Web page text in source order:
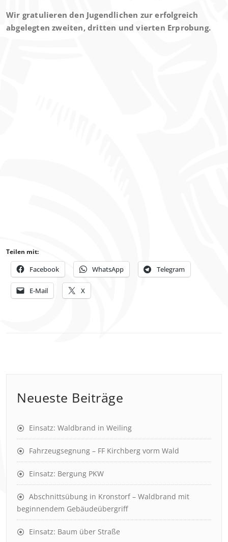
Wir gratulieren den Jugendlichen zur erfolgreich
abgelegten zweiten, dritten und vierten Erprobung.
Teilen mit:
Facebook WhatsApp Telegram
E-Mail X
Neueste Beiträge
Einsatz: Waldbrand in Weiling
Fahrzeugsegnung – FF Kirchberg vorm Wald
Einsatz: Bergung PKW
Abschnittsübung in Kronstorf – Waldbrand mit
beginnendem Gebäudeübergriff
Einsatz: Baum über Straße